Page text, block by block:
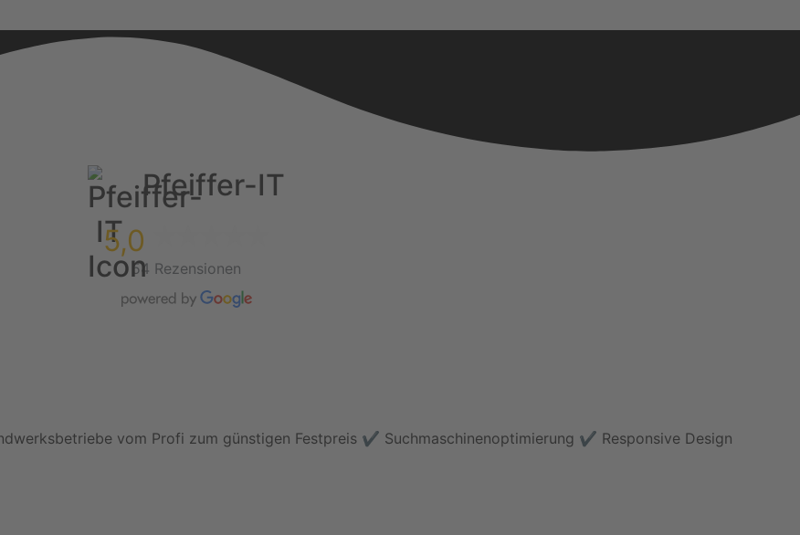
Pfeiffer-IT
5,0
54 Rezensionen